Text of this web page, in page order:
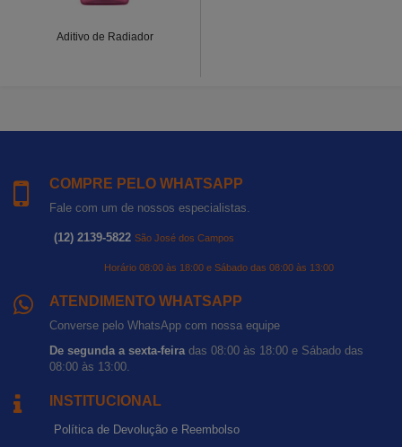
Aditivo de Radiador
COMPRE PELO WHATSAPP
Fale com um de nossos especialistas.
(12) 2139-5822 São José dos Campos
Horário 08:00 às 18:00 e Sábado das 08:00 às 13:00
ATENDIMENTO WHATSAPP
Converse pelo WhatsApp com nossa equipe
De segunda a sexta-feiradas 08:00 às 18:00 e Sábado das
08:00 às 13:00.
INSTITUCIONAL
Política de Devolução e Reembolso